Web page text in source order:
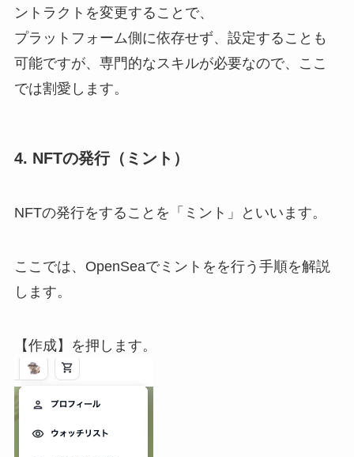
ントラクトを変更することで、
プラットフォーム側に依存せず、設定することも
可能ですが、専門的なスキルが必要なので、ここ
では割愛します。
4. NFTの発行（ミント）
NFTの発行をすることを「ミント」といいます。
ここでは、OpenSeaでミントをを行う手順を解説
します。
【作成】を押します。